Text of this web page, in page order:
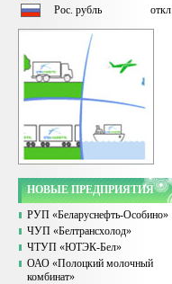
Рос. рубль
откл
НОВЫЕ ПРЕДПРИЯТИЯ
РУП «Беларуснефть-Особино»
ЧУП «Белтрансхолод»
ЧТУП «ЮТЭК-Бел»
ОАО «Полоцкий молочный
комбинат»